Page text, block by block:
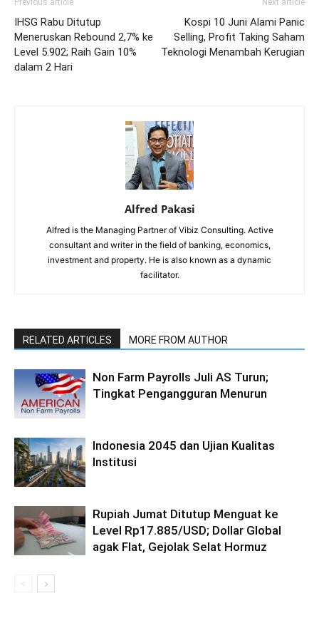
Previous article
IHSG Rabu Ditutup
Meneruskan Rebound 2,7% ke
Level 5.902; Raih Gain 10%
dalam 2 Hari
Next article
Kospi 10 Juni Alami Panic
Selling, Profit Taking Saham
Teknologi Menambah Kerugian
Alfred Pakasi
Alfred is the Managing Partner of Vibiz Consulting. Active
consultant and writer in the field of banking, economics,
investment and property. He is also known as a dynamic
facilitator.
RELATED ARTICLES MORE FROM AUTHOR
Non Farm Payrolls Juli AS Turun;
Tingkat Pengangguran Menurun
Indonesia 2045 dan Ujian Kualitas
Institusi
Rupiah Jumat Ditutup Menguat ke
Level Rp17.885/USD; Dollar Global
agak Flat, Gejolak Selat Hormuz